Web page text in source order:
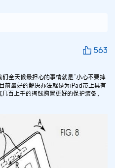
563
全天候最担心的事情就是“小心不要摔
前最好的解决办法就是为iPad带上具有
百上千的掏钱购置更好的保护装备，